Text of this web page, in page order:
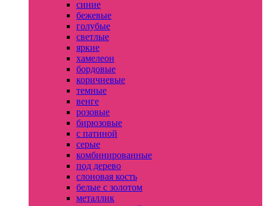
синие
бежевые
голубые
светлые
яркие
хамелеон
бордовые
коричневые
темные
венге
розовые
бирюзовые
с патиной
серые
комбинированные
под дерево
слоновая кость
белые с золотом
металлик